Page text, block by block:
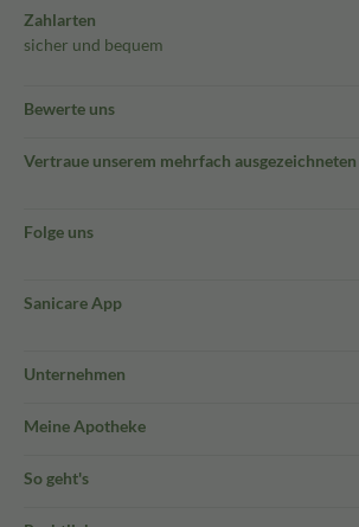
Zahlarten
sicher und bequem
Bewerte uns
Vertraue unserem mehrfach
Folge uns
Sanicare App
Unternehmen
Meine Apotheke
So geht's